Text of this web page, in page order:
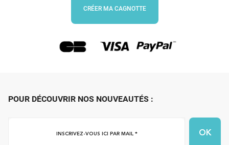
CRÉER MA CAGNOTTE
POUR DÉCOUVRIR NOS NOUVEAUTÉS :